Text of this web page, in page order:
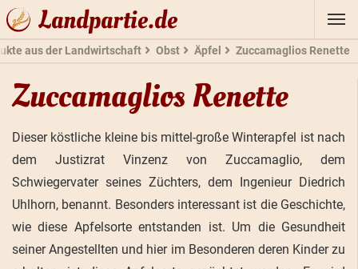
Landpartie.de
aus der Landwirtschaft Obst Äpfel Zuccamaglios Renette
Zuccamaglios Renette
Dieser köstliche kleine bis mittel-große Winterapfel ist nach
dem Justizrat Vinzenz von Zuccamaglio, dem
Schwiegervater seines Züchters, dem Ingenieur Diedrich
Uhlhorn, benannt. Besonders interessant ist die Geschichte,
wie diese Apfelsorte entstanden ist. Um die Gesundheit
seiner Angestellten und hier im Besonderen deren Kinder zu